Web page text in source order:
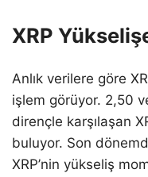
XRP
Anlık verilere göre
işlem görüyor. 2,50
dirençle karşılaşan
buluyor. Son
XRP’nin yükseliş